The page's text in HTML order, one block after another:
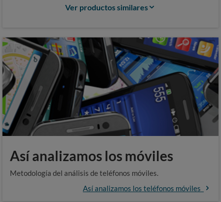
Ver productos similares
Así analizamos los móviles
Metodología del análisis de teléfonos móviles.
Así analizamos los teléfonos móviles